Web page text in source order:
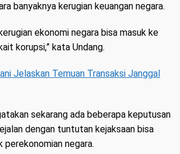
banyaknya kerugian keuangan negara.
ekonomi negara bisa masuk ke
korupsi,” kata Undang.
Jelaskan Temuan Transaksi Janggal
sekarang ada beberapa keputusan
dengan tuntutan kejaksaan bisa
perekonomian negara.